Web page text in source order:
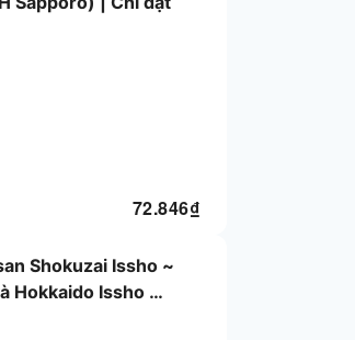
₫
72.846
Shokuzai Issho ~
Hokkaido Issho ~